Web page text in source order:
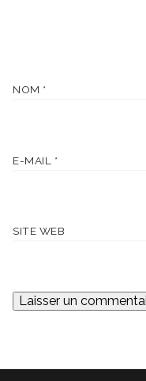
NOM *
E-MAIL *
SITE WEB